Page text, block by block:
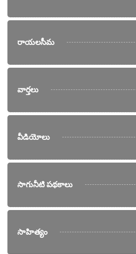
రాయలసీమ
వార్తలు
వీడియోలు
సాగునీటి పథకాలు
సాహిత్యం